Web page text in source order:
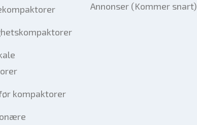
kompaktorer
Annonser (Kommer snart)